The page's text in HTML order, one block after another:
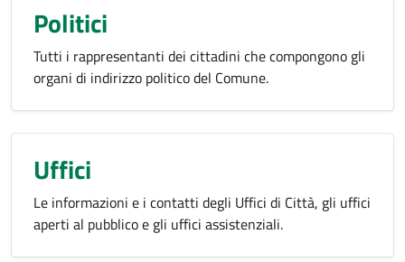
Politici
Tutti i rappresentanti dei cittadini che compongono gli
organi di indirizzo politico del Comune.
Uffici
Le informazioni e i contatti degli Uffici di Città, gli uffici
aperti al pubblico e gli uffici assistenziali.